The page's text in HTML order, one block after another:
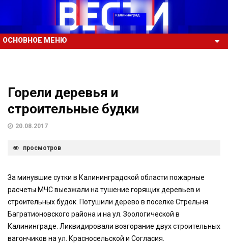
ОСНОВНОЕ МЕНЮ
Горели деревья и
строительные будки
20.08.2017
просмотров
За минувшие сутки в Калининградской области пожарные
расчеты МЧС выезжали на тушение горящих деревьев и
строительных будок. Потушили дерево в поселке Стрельня
Багратионовского района и на ул. Зоологической в
Калининграде. Ликвидировали возгорание двух строительных
вагончиков на ул. Красносельской и Согласия.